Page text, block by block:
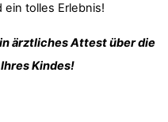
ein tolles Erlebnis!
ärztliches Attest über die
Kindes!